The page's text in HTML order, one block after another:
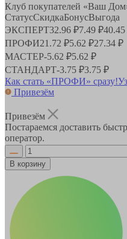
Клуб покупателей «Ваш
СтатусСкидкаБонусВыгода
ЭКСПЕРТ32.96 ₽7.49 ₽
ПРОФИ21.72 ₽5.62 ₽27.34 ₽
МАСТЕР-5.62 ₽5.62 ₽
СТАНДАРТ-3.75 ₽3.75 ₽
Как стать «ПРОФИ» сразу!
Привезём
Привезём
Постараемся доставить
оператор.
В корзину